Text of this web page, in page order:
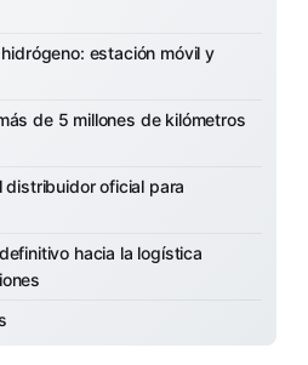
estación móvil y
de 5 millones de kilómetros
distribuidor oficial para
hacia la logística